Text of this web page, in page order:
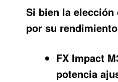
Si bien la elección
por su
FX Impact
potencia